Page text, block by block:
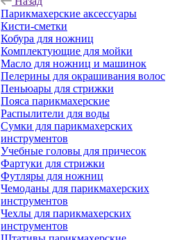
Парикмахерские аксессуары
Кисти-сметки
Кобура для ножниц
Комплектующие для мойки
Масло для ножниц и машинок
Пелерины для окрашивания волос
Пеньюары для стрижки
Пояса парикмахерские
Распылители для воды
Сумки для парикмахерских
инструментов
Учебные головы для причесок
Фартуки для стрижки
Футляры для ножниц
Чемоданы для парикмахерских
инструментов
Чехлы для парикмахерских
инструментов